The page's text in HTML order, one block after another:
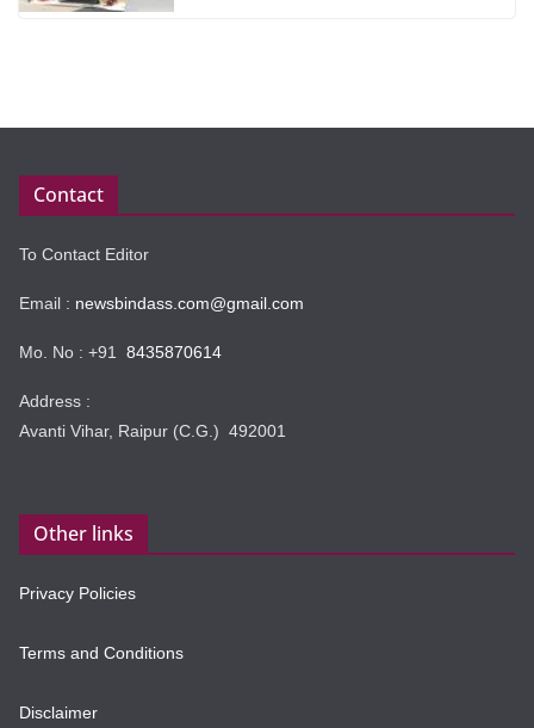
Contact
To Contact Editor
Email : newsbindass.com@gmail.com
Mo. No : +91 8435870614
Address :
Avanti Vihar, Raipur (C.G.) 492001
Other links
Privacy Policies
Terms and Conditions
Disclaimer